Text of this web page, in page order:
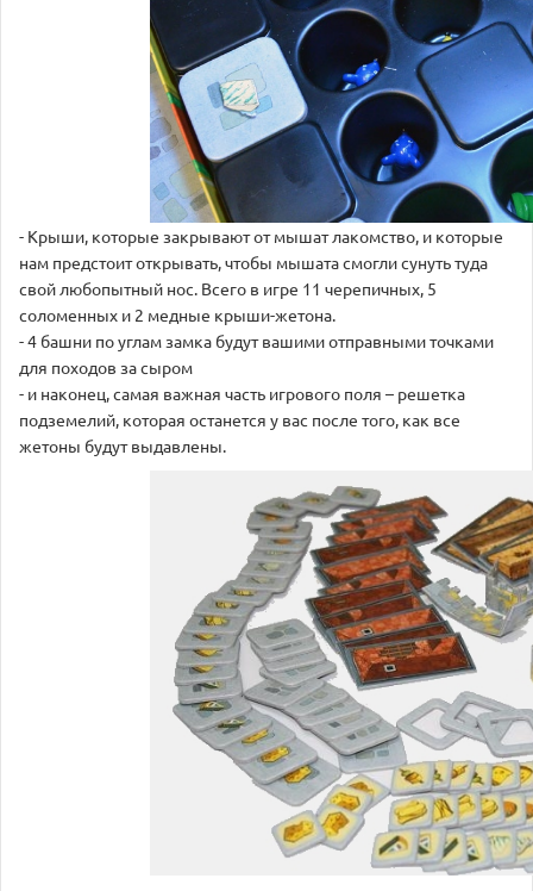
- Крыши, которые закрывают от мышат лакомство, и которые
нам предстоит открывать, чтобы мышата смогли сунуть туда
свой любопытный нос. Всего в игре 11 черепичных, 5
соломенных и 2 медные крыши-жетона.
- 4 башни по углам замка будут вашими отправными точками
для походов за сыром
- и наконец, самая важная часть игрового поля – решетка
подземелий, которая останется у вас после того, как все
жетоны будут выдавлены.